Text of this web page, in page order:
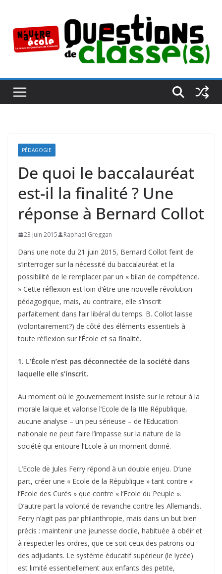
contenu
PÉDAGOGIE
De quoi le baccalauréat
est-il la finalité ? Une
réponse à Bernard Collot
23 juin 2015 Raphael Greggan
Dans une note du 21 juin 2015, Bernard Collot feint de
s’interroger sur la nécessité du baccalauréat et la
possibilité de le remplacer par un « bilan de compétence.
» Cette réflexion est loin d’être une nouvelle révolution
pédagogique, mais, au contraire, elle s’inscrit
parfaitement dans l’air libéral du temps. B. Collot laisse
(volontairement?) de côté des éléments essentiels à
toute réflexion sur l’École et sa finalité.
1. L’École n’est pas déconnectée de la société dans
laquelle elle s’inscrit.
Au moment où le gouvernement insiste sur le retour à la
morale laïque et valorise l’Ecole de la IIIe République,
aucune analyse – un peu sérieuse – de l’Education
nationale ne peut faire l’impasse sur la nature de la
société qui entoure l’Ecole à un moment donné.
L’Ecole de Jules Ferry répond à un double enjeu. D’une
part, créer une « Ecole de la République » tant contre «
l’Ecole des Curés » que contre « l’Ecole du Peuple ».
D’autre part la volonté de revanche contre les Allemands.
Ferry n’agit pas par philanthropie, mais dans un but bien
précis : maintenir une jeunesse docile, habituée à obéir et
à respecter les ordres, que ce soit ceux des patrons ou
des adjudants. Le système éducatif supérieur (le lycée)
est limité essentiellement aux enfants des petite,